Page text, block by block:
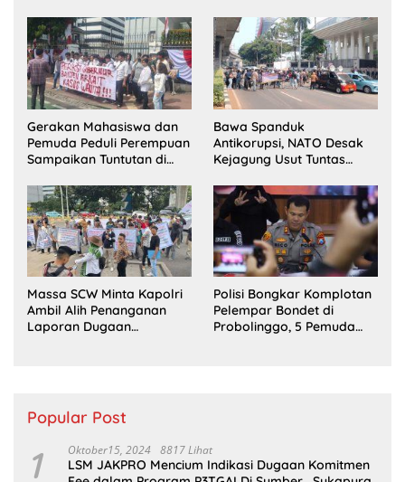
Gerakan Mahasiswa dan
Pemuda Peduli Perempuan
Sampaikan Tuntutan di
Bawa Spanduk
Antikorupsi, NATO Desak
Kejagung Usut Tuntas
Massa SCW Minta Kapolri
Ambil Alih Penanganan
Laporan Dugaan
Polisi Bongkar Komplotan
Pelempar Bondet di
Probolinggo, 5 Pemuda
Popular Post
1 Oktober15, 2024 8817 Lihat
LSM JAKPRO Mencium Indikasi Dugaan Komitmen